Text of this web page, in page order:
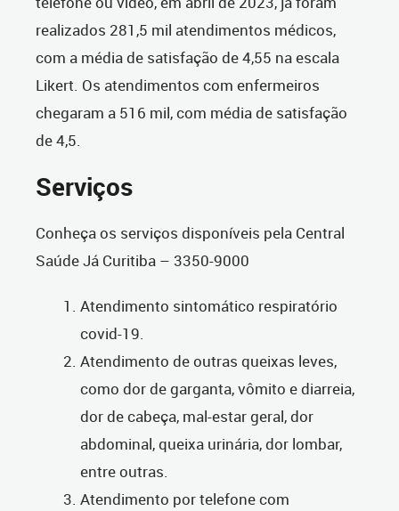
realizados 281,5 mil atendimentos médicos,
com a média de satisfação de 4,55 na escala
Likert. Os atendimentos com enfermeiros
chegaram a 516 mil, com média de satisfação
de 4,5.
Serviços
Conheça os serviços disponíveis pela Central
Saúde Já Curitiba – 3350-9000
Atendimento sintomático respiratório
covid-19.
Atendimento de outras queixas leves,
como dor de garganta, vômito e diarreia,
dor de cabeça, mal-estar geral, dor
abdominal, queixa urinária, dor lombar,
entre outras.
Atendimento por telefone com